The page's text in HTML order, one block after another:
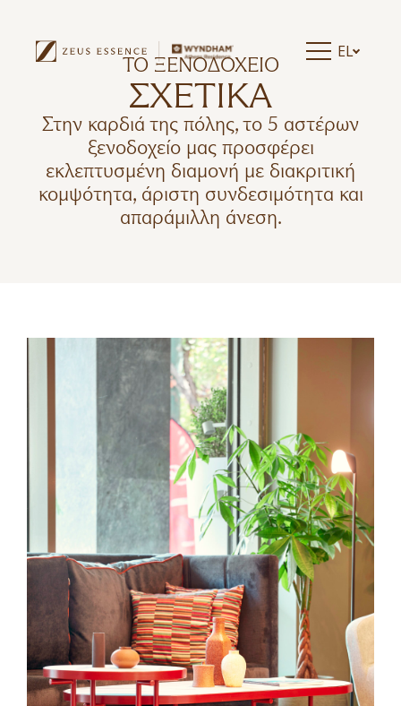
EL
ΤΟ ΞΕΝΟΔΟΧΕΊΟ
ΣΧΕΤΙΚΑ
Στην καρδιά της πόλης, το 5 αστέρων
ξενοδοχείο μας προσφέρει
εκλεπτυσμένη διαμονή με διακριτική
κομψότητα, άριστη συνδεσιμότητα και
απαράμιλλη άνεση.